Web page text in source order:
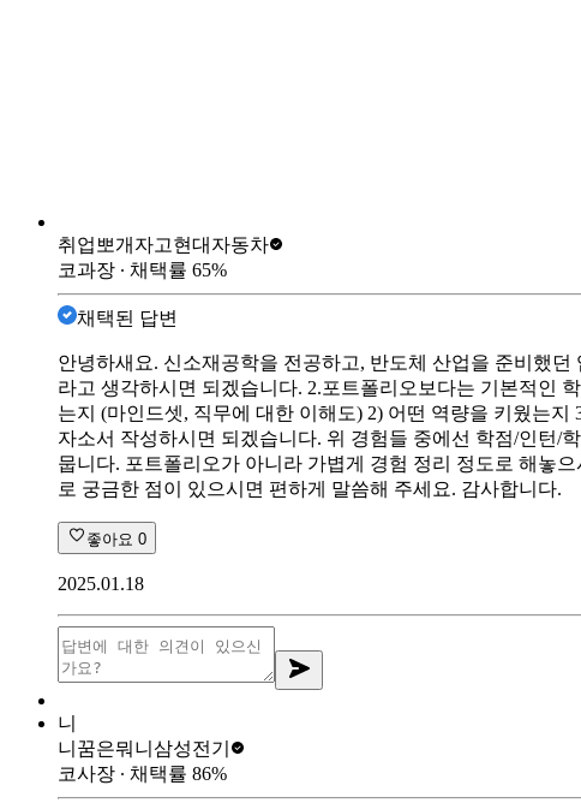
취업뽀개자고현대자동차
코과장 ∙ 채택률 65%
채택된 답변
안녕하새요. 신소재공학을 전공하고, 반도체 산업을 준비했
라고 생각하시면 되겠습니다. 2.포트폴리오보다는 기본적인
는지 (마인드셋, 직무에 대한 이해도) 2) 어떤 역량을 키웠는
자소서 작성하시면 되겠습니다. 위 경험들 중에선 학점/인턴/
뭅니다. 포트폴리오가 아니라 가볍게 경험 정리 정도로 해놓
로 궁금한 점이 있으시면 편하게 말씀해 주세요. 감사합니다.
좋아요 0
2025.01.18
니
니꿈은뭐니 삼성전기
코사장 ∙ 채택률 86%